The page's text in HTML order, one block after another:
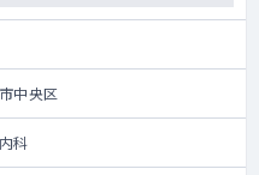
中央区
科